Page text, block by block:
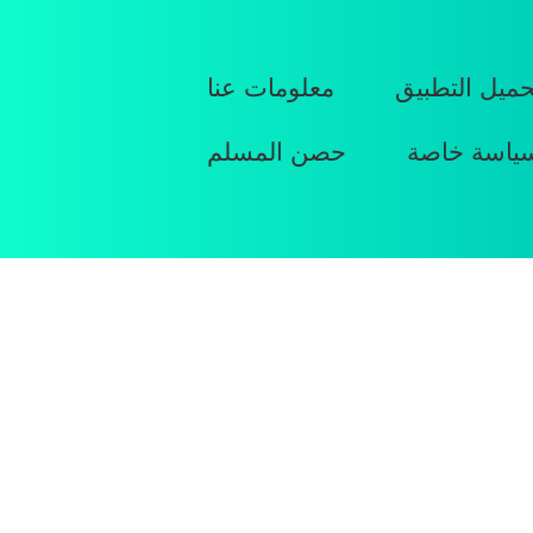
التطبيق معلومات عنا
خاصة حصن المسلم